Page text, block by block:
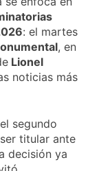
: el martes
, en
Lionel
noticias más
segundo
titular ante
decisión ya